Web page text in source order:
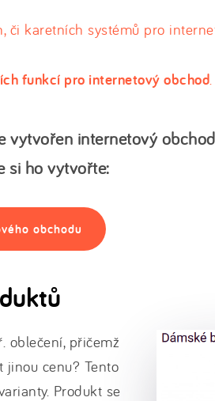
či karetních systémů pro
funkcí pro internetový obchod.
vytvořen internetový
si ho vytvořte:
obchodu
oblečení, přičemž
jinou cenu? Tento
Produkt se